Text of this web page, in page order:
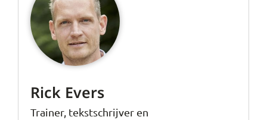
Rick Evers
Trainer, tekstschrijver en